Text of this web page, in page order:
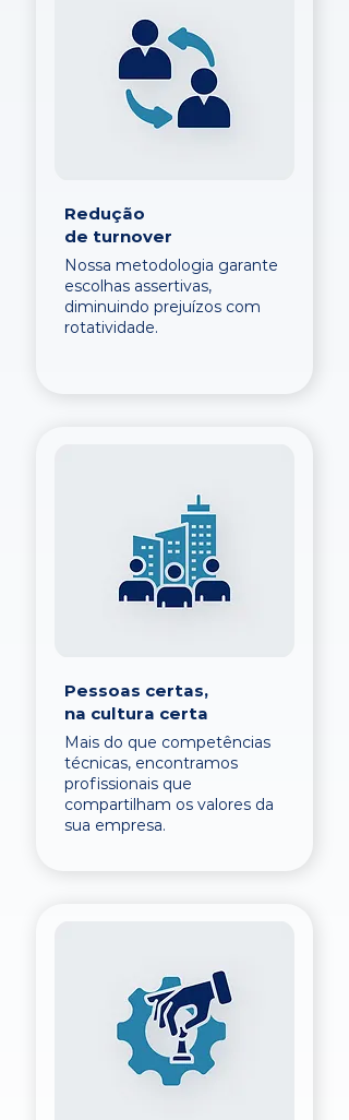
Redução
de turnover
Nossa metodologia garante
escolhas assertivas,
diminuindo prejuízos com
rotatividade.
Pessoas certas,
na cultura certa
Mais do que competências
técnicas, encontramos
profissionais que
compartilham os valores da
sua empresa.